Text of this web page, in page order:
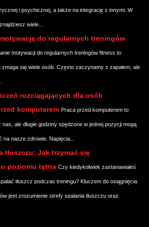
i psychicznej, a także na integrację z innymi. W
wiele...
do regularnych treningów
motywacji do regularnych treningów fitness to
się wiele osób. Często zaczynamy z zapałem, ale
rozciągających dla osób
komputerem Praca przed komputerem to
ale długie godziny spędzone w jednej pozycji mogą
na nasze zdrowie. Napięcia...
tłuszczu: Jak trzymać się
poziomu tętna Czy kiedykolwiek zastanawiałeś
tłuszcz podczas treningu? Kluczem do osiągnięcia
jest zrozumienie strefy spalania tłuszczu oraz